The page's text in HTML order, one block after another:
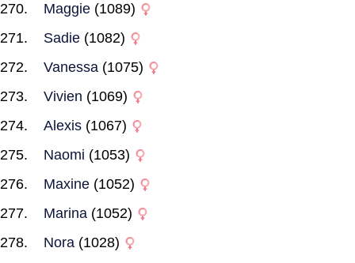
Maggie (1089)
Sadie (1082)
Vanessa (1075)
Vivien (1069)
Alexis (1067)
Naomi (1053)
Maxine (1052)
Marina (1052)
Nora (1028)